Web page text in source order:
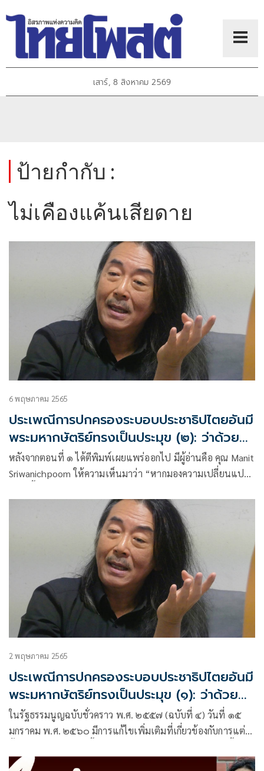
เสาร์, 8 สิงหาคม 2569
ป้ายกำกับ :
ไม่เคืองแค้นเสียดาย
6 พฤษภาคม 2565
ประเพณีการปกครองระบอบประชาธิปไตยอันมี
พระมหากษัตริย์ทรงเป็นประมุข (๒): ว่าด้วยผู้
สำเร็จราชการแทนพระองค์ในรัฐธรรมนูญ จาก
พ.ศ. ๒๔๗๕-ปัจจุบัน 'อำนาจการแต่งตั้งผู้
หลังจากตอนที่ ๑ ได้ตีพิมพ์เผยแพร่ออกไป มีผู้อ่านคือ คุณ Manit
Sriwanichpoom ให้ความเห็นมาว่า “หากมองความเปลี่ยนแปลง
รัฐสภากับสถาบันกษัตริย์ได้ถูกลดทอนลงไปจากรธน.ฉับก่อนๆ ใน
แง่นี้จำเป็นหรือไม่ที่เรื่องควรผ่านความเห็นชอบของสภาก่อน ถ้า
จำไม่ผิดมาตรานี้ได้ถูกเปลี่ยนแปลงเนื้อหาหลังจากรธน.60 ผ่าน
การลงประชามติของประชาชนแล้ว
2 พฤษภาคม 2565
ประเพณีการปกครองระบอบประชาธิปไตยอันมี
พระมหากษัตริย์ทรงเป็นประมุข (๑): ว่าด้วยผู้
สำเร็จราชการแทนพระองค์ในรัฐธรรมนูญ จาก
พ.ศ. ๒๔๗๕-ปัจจุบัน
ในรัฐธรรมนูญฉบับชั่วคราว พ.ศ. ๒๕๕๗ (ฉบับที่ ๔) วันที่ ๑๕
มกราคม พ.ศ. ๒๕๖๐ มีการแก้ไขเพิ่มเติมที่เกี่ยวข้องกับการแต่ง
วรรคสามของมาตรา ๒ ของรัฐธรรมนูญแห่งราชอาณาจักรไทย